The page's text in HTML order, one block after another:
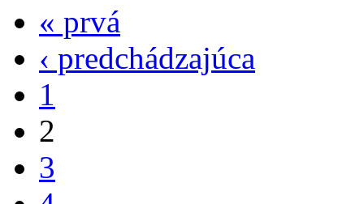
« prvá
‹ predchádzajúca
1
2
3